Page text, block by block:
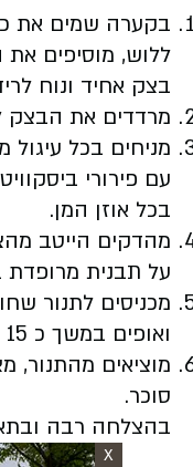
בקערה שמים את
ללוש, מוסיפים
בצק אחיד ונוח
מרדדים את הבצק
מניחים בכל
עם פירורי
בכל אוזן המן.
מהדקים הייטב
על תבנית מרופדת
ואופים במשך כ 15 דקות עד להזהבה קלה מאוד
מוציאים מהתנור,
סוכר.
בהצלחה רבה
X